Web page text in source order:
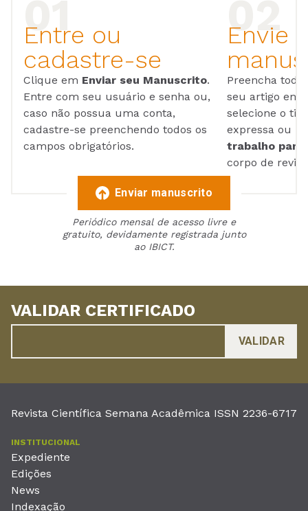
Entre ou
cadastre-se
Clique em Enviar seu Manuscrito.
Entre com seu usuário e senha ou,
caso não possua uma conta,
cadastre-se preenchendo todos os
campos obrigatórios.
Envie
Preencha
seu artigo em
selecione o
expressa ou
trabalho para
corpo de
Enviar manuscrito
Periódico mensal de acesso livre e
gratuito, devidamente registrada junto
ao IBICT.
VALIDAR CERTIFICADO
Revista Científica Semana Acadêmica ISSN 2236-6717
INSTITUCIONAL
Expediente
Edições
News
Indexação